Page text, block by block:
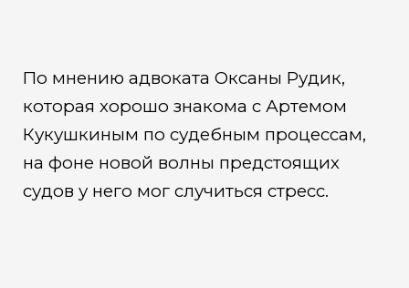
По мнению адвоката Оксаны Рудик,
которая хорошо знакома с Артемом
Кукушкиным по судебным процессам,
на фоне новой волны предстоящих
судов у него мог случиться стресс.